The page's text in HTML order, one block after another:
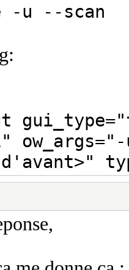
-u --scan
d'avant>"